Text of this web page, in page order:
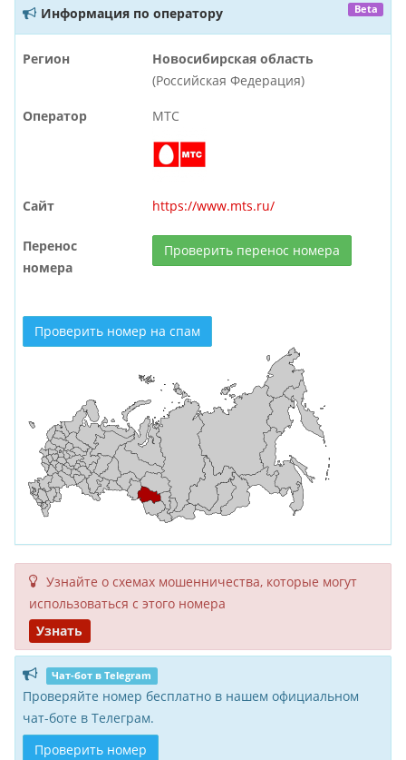
Информация по оператору Beta
Регион
Новосибирская область
(Российская Федерация)
Оператор МТС
Сайт https://www.mts.ru/
Перенос
номера
Проверить перенос номера
Проверить номер на спам
Узнайте о схемах мошенни­чества, кото­рые могут
исполь­зоваться с этого номера
Узнать
Чат-бот в Telegram
Проверяйте номер бесплатно в нашем официальном
чат-боте в Телеграм.
Проверить номер